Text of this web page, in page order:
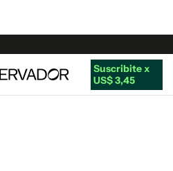
Suscribite x
US$ 3,45